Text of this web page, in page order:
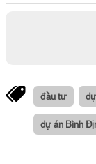
đầu tư
dự án Bình